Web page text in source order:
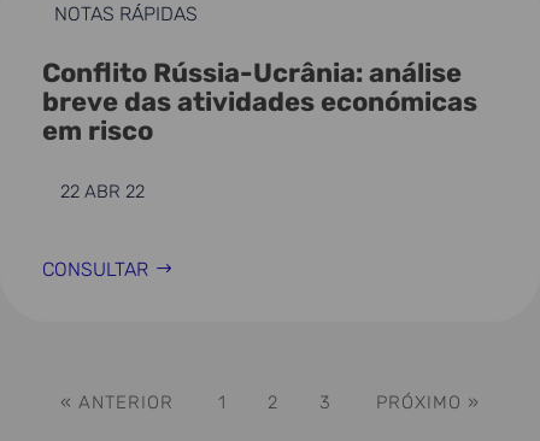
NOTAS RÁPIDAS
Conflito Rússia-Ucrânia: análise
breve das atividades económicas
em risco
22 ABR 22
CONSULTAR
« ANTERIOR 1 2 3 PRÓXIMO »